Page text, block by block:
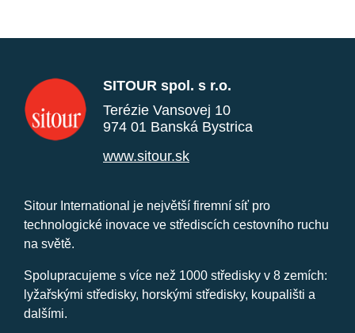
SITOUR spol. s r.o.
Terézie Vansovej 10
974 01 Banská Bystrica
www.sitour.sk
Sitour International je největší firemní síť pro
technologické inovace ve střediscích cestovního ruchu
na světě.
Spolupracujeme s více než 1000 středisky v 8 zemích:
lyžařskými středisky, horskými středisky, koupališti a
dalšími.